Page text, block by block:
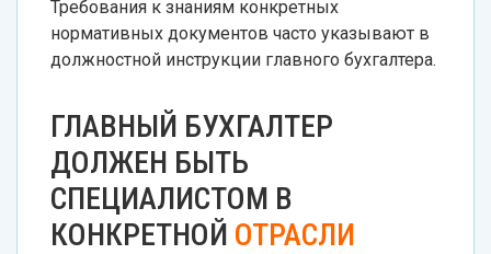
Требования к знаниям конкретных
нормативных документов часто указывают в
должностной инструкции главного бухгалтера.
ГЛАВНЫЙ БУХГАЛТЕР
ДОЛЖЕН БЫТЬ
СПЕЦИАЛИСТОМ В
КОНКРЕТНОЙ ОТРАСЛИ